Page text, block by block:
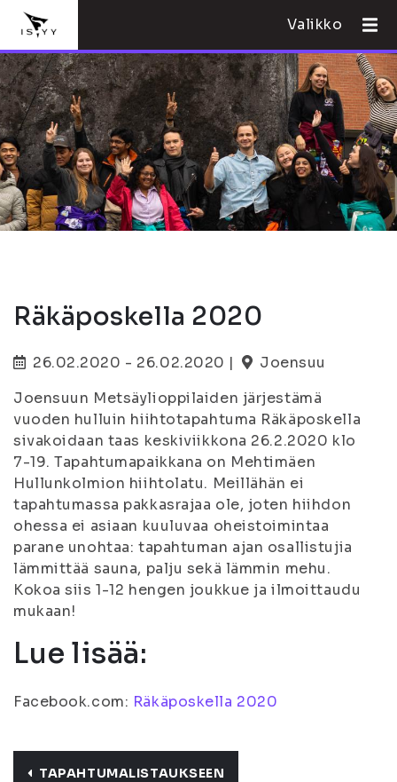
Valikko
Räkäposkella 2020
26.02.2020 - 26.02.2020 |
Joensuu
Joensuun Metsäylioppilaiden järjestämä
vuoden hulluin hiihtotapahtuma Räkäposkella
sivakoidaan taas keskiviikkona 26.2.2020 klo
7-19. Tapahtumapaikkana on Mehtimäen
Hullunkolmion hiihtolatu. Meillähän ei
tapahtumassa pakkasrajaa ole, joten hiihdon
ohessa ei asiaan kuuluvaa oheistoimintaa
parane unohtaa: tapahtuman ajan osallistujia
lämmittää sauna, palju sekä lämmin mehu.
Kokoa siis 1-12 hengen joukkue ja ilmoittaudu
mukaan!
Lue lisää:
Facebook.com: Räkäposkella 2020
TAPAHTUMALISTAUKSEEN